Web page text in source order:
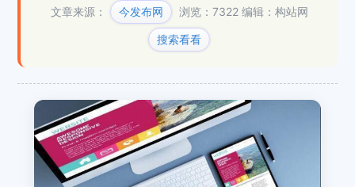
文章来源：
今发布网 浏览：7322 编辑：构站网
搜索看看